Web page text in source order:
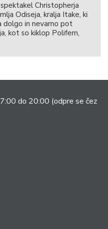
Christopherja
Odiseja, kralja Itake, ki
dolgo in nevarno pot
kot so kiklop Polifem,
do 20:00 (odpre se čez